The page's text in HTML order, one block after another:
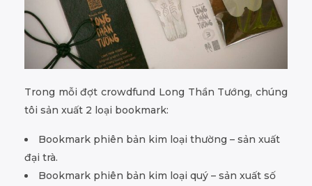
Trong mỗi đợt crowdfund Long Thần Tướng, chúng
tôi sản xuất 2 loại bookmark:
Bookmark phiên bản kim loại thường – sản xuất
đại trà.
Bookmark phiên bản kim loại quý – sản xuất số